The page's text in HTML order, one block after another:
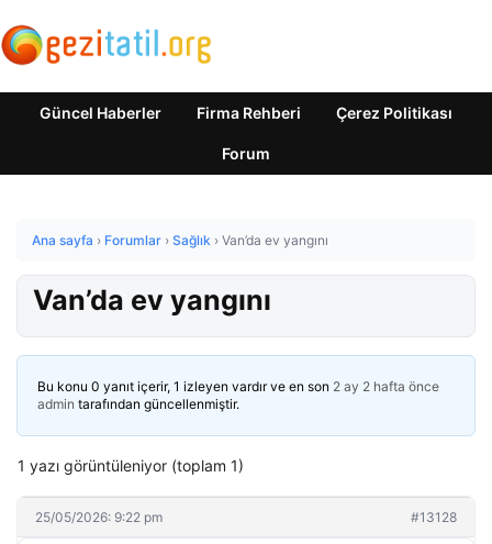
Güncel Haberler Firma Rehberi Çerez Politikası
Forum
Ana sayfa › Forumlar › Sağlık › Van’da ev yangını
Van’da ev yangını
Bu konu 0 yanıt içerir, 1 izleyen vardır ve en son 2 ay 2 hafta önce
admin tarafından güncellenmiştir.
1 yazı görüntüleniyor (toplam 1)
25/05/2026: 9:22 pm #13128